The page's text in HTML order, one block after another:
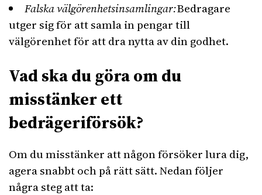
Falska välgörenhetsinsamlingar:Bedragare
utger sig för att samla in pengar till
välgörenhet för att dra nytta av din godhet.
Vad ska du göra om du
misstänker ett
bedrägeriförsök?
Om du misstänker att någon försöker lura dig,
agera snabbt och på rätt sätt. Nedan följer
några steg att ta: